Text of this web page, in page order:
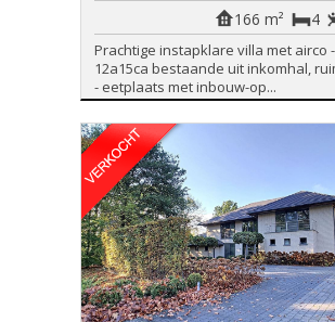
4
166 m²
Prachtige instapklare villa met airco
12a15ca bestaande uit inkomhal,
- eetplaats met inbouw-op...